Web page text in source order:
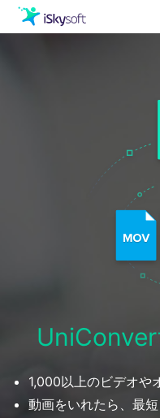
1,000以上のビデオや
動画をいれたら、最